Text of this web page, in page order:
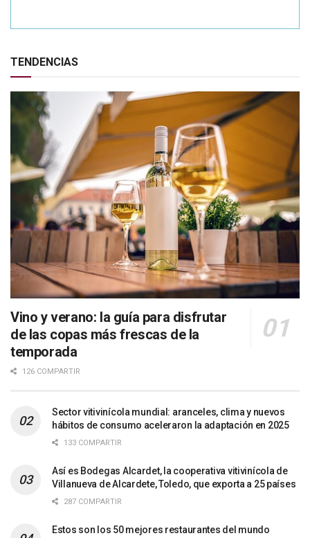
TENDENCIAS
Vino y verano: la guía para disfrutar
de las copas más frescas de la
temporada
126 COMPARTIR
Sector vitivinícola mundial: aranceles, clima y nuevos
hábitos de consumo aceleraron la adaptación en 2025
133 COMPARTIR
Así es Bodegas Alcardet, la cooperativa vitivinícola de
Villanueva de Alcardete, Toledo, que exporta a 25 países
287 COMPARTIR
Estos son los 50 mejores restaurantes del mundo